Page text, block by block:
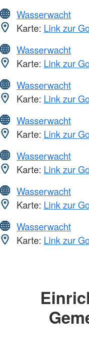
Wasserwacht
Karte: Link zur
Wasserwacht
Karte: Link zur
Wasserwacht
Karte: Link zur
Wasserwacht
Karte: Link zur
Wasserwacht
Karte: Link zur
Wasserwacht
Karte: Link zur
Wasserwacht
Karte: Link zur